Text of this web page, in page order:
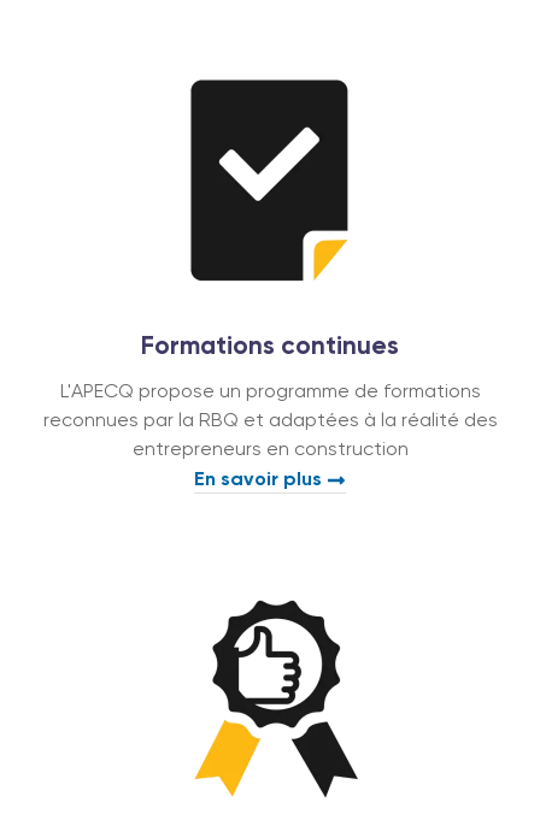
Formations continues
L'APECQ propose un programme de formations
reconnues par la RBQ et adaptées à la réalité des
entrepreneurs en construction
En savoir plus